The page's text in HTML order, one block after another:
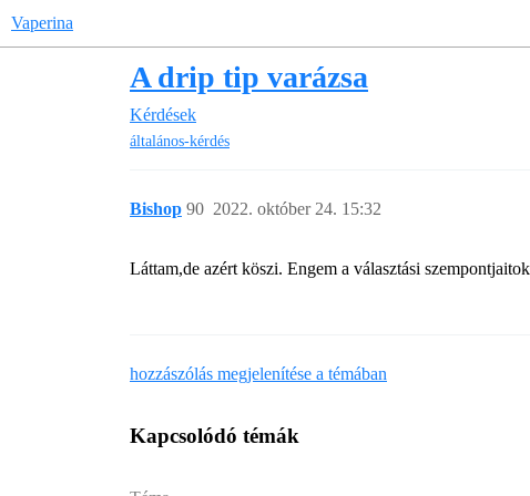
Vaperina
A drip tip varázsa
Kérdések
általános-kérdés
Bishop 2022. október 24. 15:32
90
Láttam,de azért köszi. Engem a választási
hozzászólás megjelenítése a témában
Kapcsolódó témák